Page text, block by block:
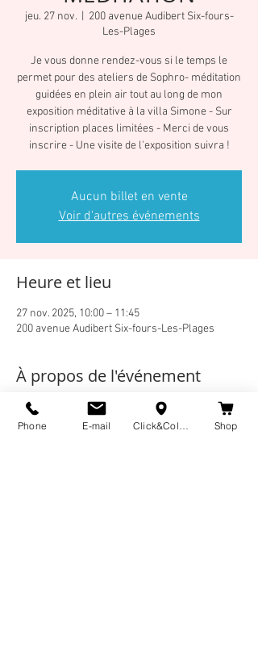
jeu. 27 nov.
  |
200 avenue Audibert Six-fours-
Les-Plages
Je vous donne rendez-vous si le temps le
permet pour des ateliers de Sophro- méditation
guidées en plein air tout au long de mon
exposition méditative à la villa Simone - Sur
inscription places limitées - Merci de vous
inscrire - Une visite de l'exposition suivra !
Aucun billet en vente
Voir d'autres événements
Heure et lieu
27 nov. 2025, 10:00 – 11:45
200 avenue Audibert Six-fours-Les-Plages
À propos de l'événement
🌿 AU PROGRAMME
Phone E-mail Shop